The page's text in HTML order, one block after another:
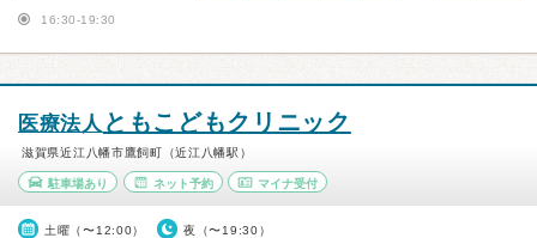
16:30-19:30
医療法人 ともこどもクリニック
滋賀県近江八幡市鷹飼町（近江八幡駅）
駐車場あり ネット予約 マイナ受付
土曜（〜12:00） 夜（〜19:30）